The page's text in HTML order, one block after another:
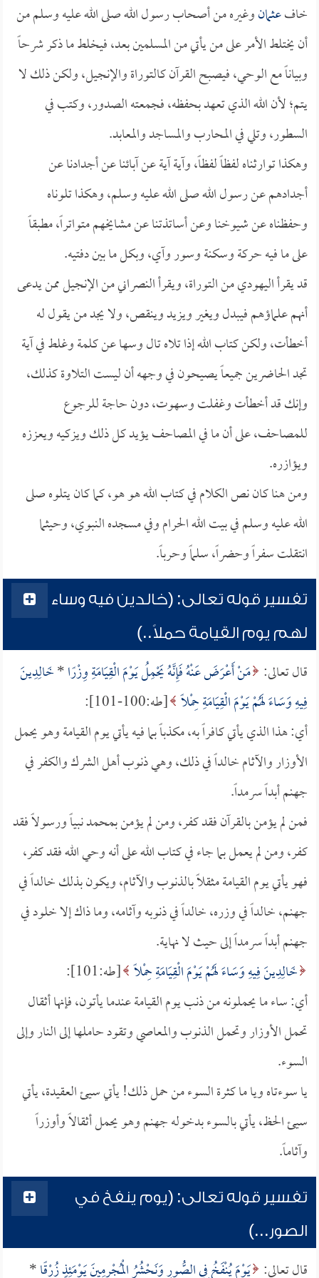
خافعثمانوغيره من أصحاب رسول الله صلى الله عليه وسلم من
أن يختلط الأمر على من يأتي من المسلمين بعد، فيخلط ما ذكر شرحاً
وبياناً مع الوحي، فيصبح القرآن كالتوراة والإنجيل، ولكن ذلك لا
يتم؛ لأن الله الذي تعهد بحفظه، فجمعته الصدور، وكتب في
السطور، وتلي في المحارب والمساجد والمعابد.
وهكذا توارثناه لفظاً لفظاً، وآية آية عن آبائنا عن أجدادنا عن
أجدادهم عن رسول الله صلى الله عليه وسلم، وهكذا تلوناه
وحفظناه عن شيوخنا وعن أساتذتنا عن مشايخهم متواتراً، مطبقاً
على ما فيه حركة وسكنة وسور وآي، وبكل ما بين دفتيه.
قد يقرأ اليهودي من التوراة، ويقرأ النصراني من الإنجيل ممن يدعى
أنهم علماؤهم فيبدل ويغير ويزيد وينقص، ولا يجد من يقول له
أخطأت، ولكن كتاب الله إذا تلاه تال وسها عن كلمة وغلط في آية
تجد الحاضرين جميعاً يصيحون في وجهه أن ليست التلاوة كذلك،
وإنك قد أخطأت وغفلت وسهوت، دون حاجة للرجوع
للمصاحف، على أن ما في المصاحف يؤيد كل ذلك ويزكيه ويعززه
ويؤازره.
ومن هنا كان نص الكلام في كتاب الله هو هو، كما كان يتلوه صلى
الله عليه وسلم في بيت الله الحرام وفي مسجده النبوي، وحيثما
انتقلت سفراً وحضراً، سلماً وحرباً.
تفسير قوله تعالى: (خالدين فيه وساء
لهم يوم القيامة حملاً..)
قال تعالى: مَنْ أَعْرَضَ عَنْهُ فَإِنَّهُ يَحْمِلُ يَوْمَ الْقِيَامَةِ وِزْرًا*خَالِدِينَ
فِيهِ وَسَاءَ لَهُمْ يَوْمَ الْقِيَامَةِ حِمْلاً [طه:100-101]:
أي: هذا الذي يأتي كافراً به، مكذباً بما فيه يأتي يوم القيامة وهو يحمل
الأوزار والآثام خالداً في ذلك، وهي ذنوب أهل الشرك والكفر في
جهنم أبداً سرمداً.
فمن لم يؤمن بالقرآن فقد كفر، ومن لم يؤمن بمحمد نبياً ورسولاً فقد
كفر، ومن لم يعمل بما جاء في كتاب الله على أنه وحي الله فقد كفر،
فهو يأتي يوم القيامة مثقلاً بالذنوب والآثام، ويكون بذلك خالداً في
جهنم، خالداً في وزره، خالداً في ذنوبه وآثامه، وما ذاك إلا خلود في
جهنم أبداً سرمداً إلى حيث لا نهاية.
خَالِدِينَ فِيهِ وَسَاءَ لَهُمْ يَوْمَ الْقِيَامَةِ حِمْلًا [طه:101]:
أي: ساء ما يحملونه من ذنب يوم القيامة عندما يأتون، فإنها أثقال
تحمل الأوزار وتحمل الذنوب والمعاصي وتقود حاملها إلى النار وإلى
السوء.
يا سوءتاه ويا ما كثرة السوء من حمل ذلك! يأتي سيئ العقيدة، يأتي
سيئ الحظ، يأتي بالسوء بدخوله جهنم وهو يحمل أثقالاً وأوزراً
وآثاماً.
تفسير قوله تعالى: (يوم ينفخ في
الصور...)
قال تعالى: يَوْمَ يُنْفَخُ فِي الصُّورِ وَنَحْشُرُ الْمُجْرِمِينَ يَوْمَئِذٍ زُرْقًا*